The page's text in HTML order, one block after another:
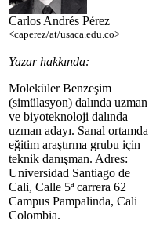
Carlos Andrés Pérez
<caperez/at/usaca.edu.co>
Yazar hakkında:
Moleküler Benzeşim
(simülasyon) dalında uzman
ve biyoteknoloji dalında
uzman adayı. Sanal ortamda
eğitim araştırma grubu için
teknik danışman. Adres:
Universidad Santiago de
Cali, Calle 5ª carrera 62
Campus Pampalinda, Cali
Colombia.